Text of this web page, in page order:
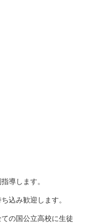
導します。
込み歓迎します。
の国公立高校に生徒